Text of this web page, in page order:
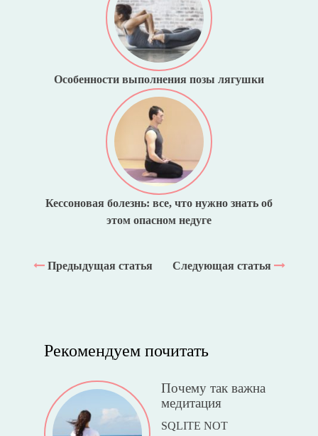
Особенности выполнения позы лягушки
Кессоновая болезнь: все, что нужно знать об
этом опасном недуге
Предыдущая статья Следующая статья
Рекомендуем почитать
Почему так важна
медитация
SQLITE NOT